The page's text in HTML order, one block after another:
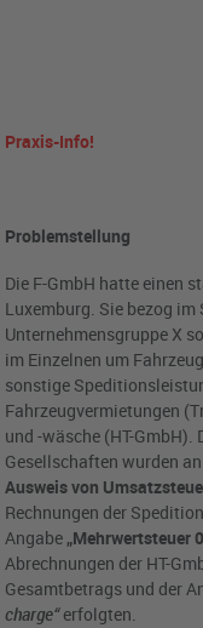
Praxis-Info!
Problemstellung
Die F-GmbH hatte einen
Luxemburg. Sie bezog
Unternehmensgruppe X
im Einzelnen um
sonstige
Fahrzeugvermietungen
und -wäsche (HT-
Gesellschaften wurden
Ausweis von
Rechnungen der
Angabe „Mehrwertsteuer
Abrechnungen der HT-
Gesamtbetrags und der
charge“erfolgten.